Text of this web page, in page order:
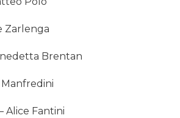
Zarlenga
Brentan
Alice Fantini